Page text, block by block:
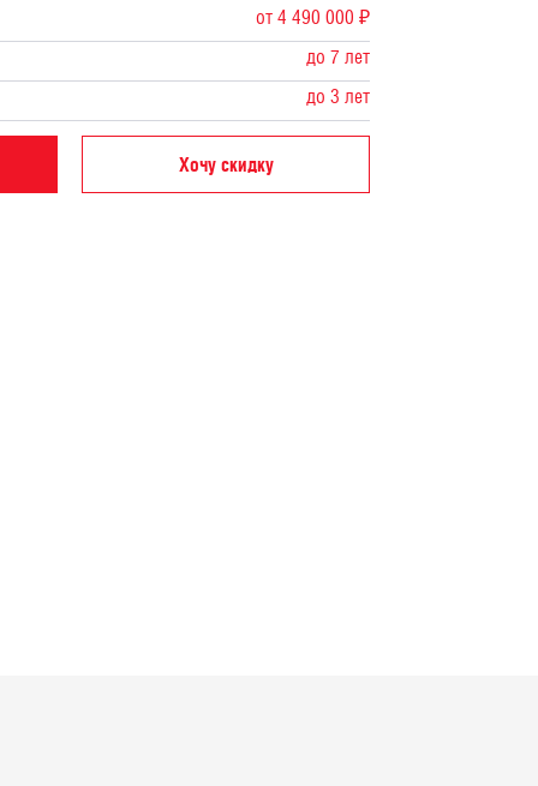
от 4 490 000 ₽
до 7 лет
до 3 лет
Хочу скидку